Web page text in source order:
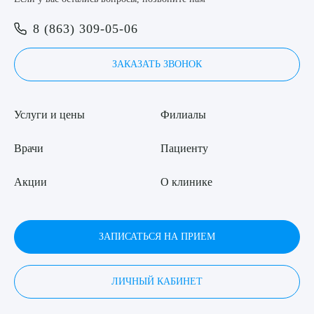
8 (863) 309-05-06
ЗАКАЗАТЬ ЗВОНОК
Услуги и цены
Врачи
Акции
Филиалы
Пациенту
О клинике
ЗАПИСАТЬСЯ НА ПРИЕМ
ЛИЧНЫЙ КАБИНЕТ